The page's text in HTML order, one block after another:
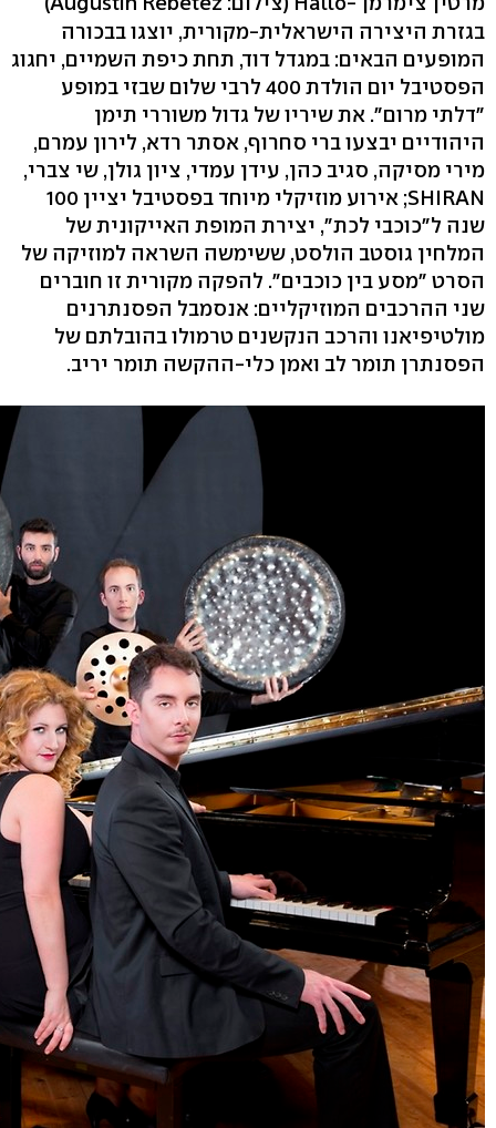
בגזרת היצירה הישראלית-מקורית, יוצגו בבכורה
המופעים הבאים: במגדל דוד, תחת כיפת השמיים, יחגוג
הפסטיבל יום הולדת 400 לרבי שלום שבזי במופע
"דלתי מרום". את שיריו של גדול משוררי תימן
היהודיים יבצעו ברי סחרוף, אסתר רדא, לירון עמרם,
מירי מסיקה, סגיב כהן, עידן עמדי, ציון גולן, שי צברי,
SHIRAN; אירוע מוזיקלי מיוחד בפסטיבל יציין 100
שנה ל"כוכבי לכת", יצירת המופת האייקונית של
המלחין גוסטב הולסט, ששימשה השראה למוזיקה של
הסרט "מסע בין כוכבים". להפקה מקורית זו חוברים
שני ההרכבים המוזיקליים: אנסמבל הפסנתרנים
מולטיפיאנו והרכב הנקשנים טרמולו בהובלתם של
הפסנתרן תומר לב ואמן כלי-ההקשה תומר יריב.